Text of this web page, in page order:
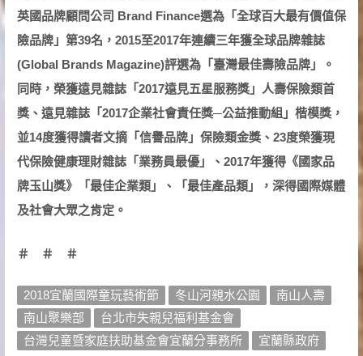
英國品牌顧問公司 Brand Finance選為「全球百大最有價值保
險品牌」第39名，2015至2017年連續三年獲全球品牌雜誌
(Global Brands Magazine)評選為「臺灣最佳壽險品牌」。
同時，榮獲遠見雜誌「2017遠見五星服務獎」人壽保險類首
獎、遠見雜誌「2017企業社會責任獎─公益推動組」楷模獎，
並14度獲得讀者文摘「信譽品牌」保險類金獎、23度榮獲現
代保險健康理財雜誌「業務員最優」、2017年獲得《國家品
牌玉山獎》「最佳企業類」、「最佳產品類」，深得國際媒體
及社會大眾之肯定。
＃ ＃ ＃
2018宜蘭國際童玩藝術節 冬山河親水公園
南山人壽
南山聚樂部
台北市失親兒福利基金會
台灣兒童暨家庭扶助基金會宜蘭分事務所
宜蘭縣政府